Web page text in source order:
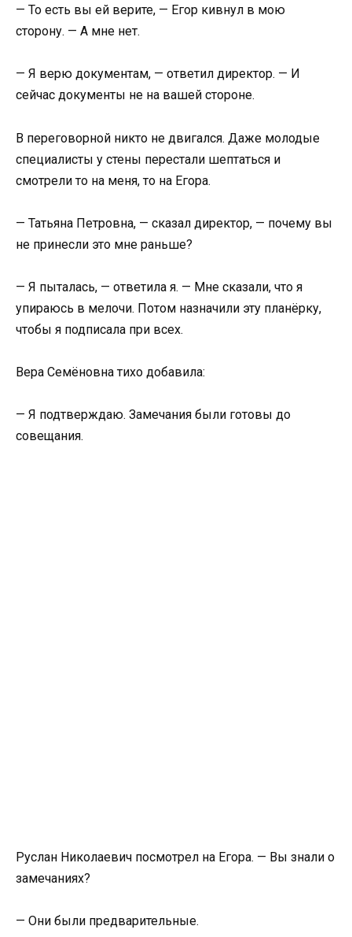
— То есть вы ей верите, — Егор кивнул в мою
сторону. — А мне нет.
— Я верю документам, — ответил директор. — И
сейчас документы не на вашей стороне.
В переговорной никто не двигался. Даже молодые
специалисты у стены перестали шептаться и
смотрели то на меня, то на Егора.
— Татьяна Петровна, — сказал директор, — почему вы
не принесли это мне раньше?
— Я пыталась, — ответила я. — Мне сказали, что я
упираюсь в мелочи. Потом назначили эту планёрку,
чтобы я подписала при всех.
Вера Семёновна тихо добавила:
— Я подтверждаю. Замечания были готовы до
совещания.
Руслан Николаевич посмотрел на Егора. — Вы знали о
замечаниях?
— Они были предварительные.